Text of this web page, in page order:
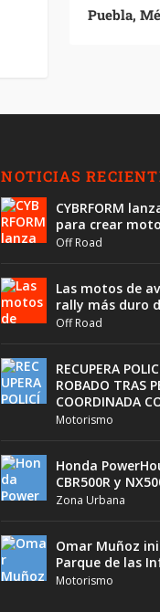
Puebla,
NOTICIAS
CYBRFORM
para crear
Off Road
Las motos de
rally más duro
Off Road
RECUPERA
ROBADO TRAS
COORDINADA
Motorismo
Honda
CBR500R y
Zona Urbana
Omar Muñoz
Parque de las
Motorismo